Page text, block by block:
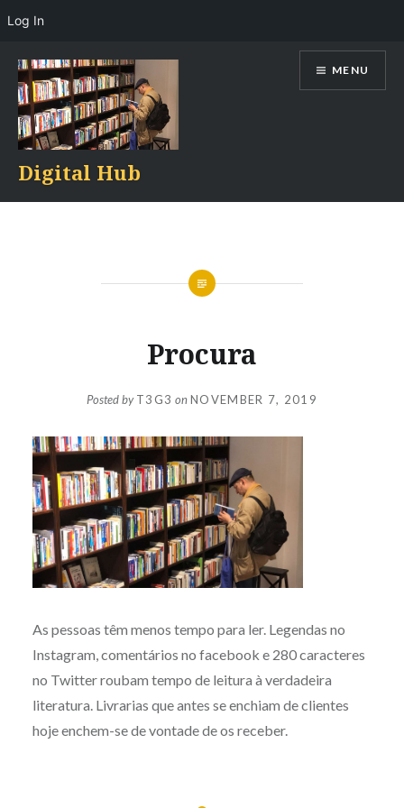
content
Digital Hub
MENU
Procura
Posted byT3G3 onNOVEMBER 7, 2019
As pessoas têm menos tempo para ler. Legendas no
Instagram, comentários no facebook e 280 caracteres
no Twitter roubam tempo de leitura à verdadeira
literatura. Livrarias que antes se enchiam de clientes
hoje enchem-se de vontade de os receber.
Log In